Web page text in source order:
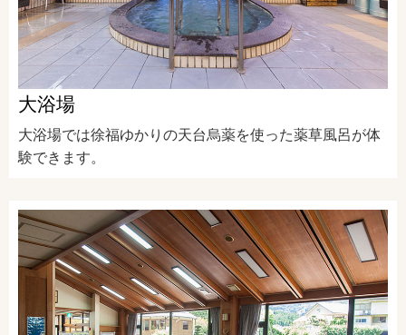
大浴場
大浴場では徐福ゆかりの天台烏薬を使った薬草風呂が体
験できます。